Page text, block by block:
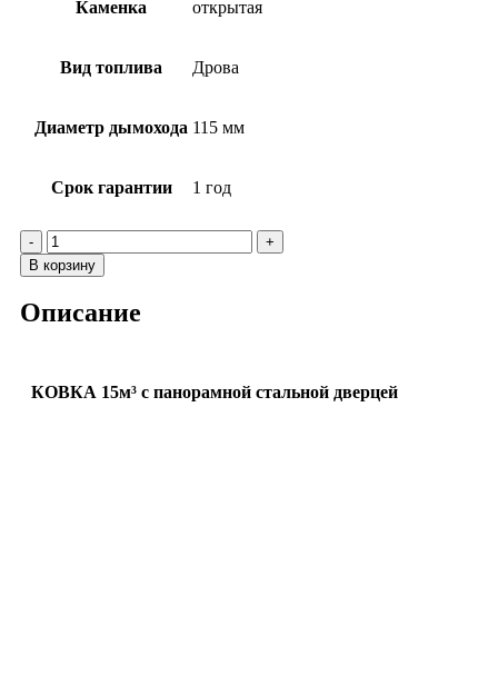
Каменка открытая
Вид топлива Дрова
Диаметр дымохода 115 мм
Срок гарантии 1 год
В корзину
Описание
КОВКА 15м³ с панорамной стальной дверцей